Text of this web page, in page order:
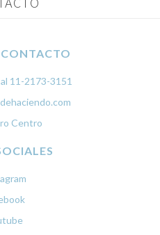
11-2173-3151
Centro